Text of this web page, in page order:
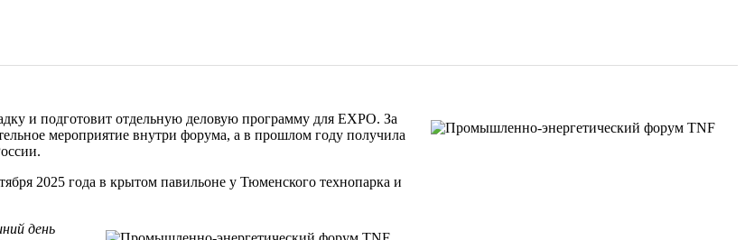
и подготовит отдельную деловую программу для EXPO. За
мероприятие внутри форума, а в прошлом году получила
2025 года в крытом павильоне у Тюменского технопарка и
день